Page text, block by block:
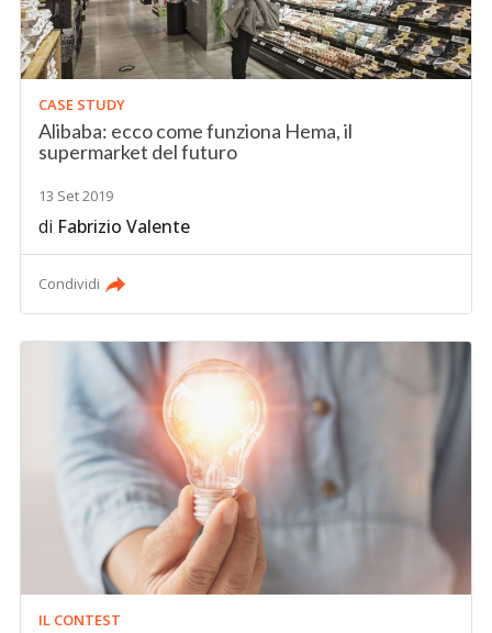
CASE STUDY
Alibaba: ecco come funziona Hema, il
supermarket del futuro
13 Set 2019
di Fabrizio Valente
Condividi
IL CONTEST